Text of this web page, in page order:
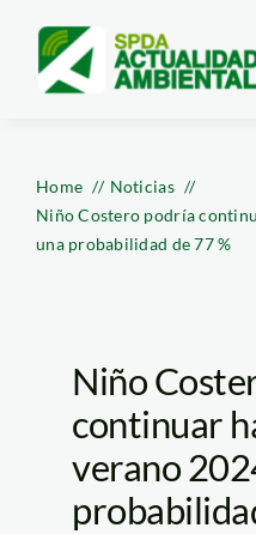
content
Home
Noticias
Niño Costero podría
una probabilidad de 77 %
Niño
continuar
verano